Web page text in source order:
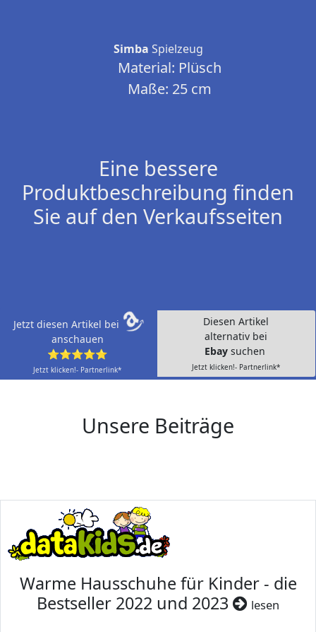
Simba Spielzeug
Material: Plüsch
Maße: 25 cm
Eine bessere
Produktbeschreibung finden
Sie auf den Verkaufsseiten
Jetzt diesen Artikel bei
anschauen
⭐⭐⭐⭐⭐
Jetzt klicken!- Partnerlink*
Diesen Artikel
alternativ bei
Ebay suchen
Jetzt klicken!- Partnerlink*
Unsere Beiträge
Warme Hausschuhe für Kinder - die
Bestseller 2022 und 2023
lesen